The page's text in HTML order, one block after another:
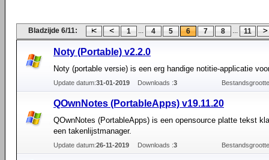
Bladzijde 6/11: 1 ... 4 5 6 7 8 ... 11
Noty (Portable) v2.2.0
Noty (portable versie) is een erg handige notitie-applicatie
Update datum:31-01-2019 Downloads :3
QOwnNotes (PortableApps) v19.11.20
QOwnNotes (PortableApps) is een opensource platte tekst
een takenlijstmanager.
Update datum:26-11-2019 Downloads :3